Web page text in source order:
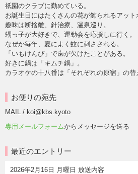
祇園のクラブに勤めている。
お誕生日にはたくさんの花が飾られるアット
趣味は断捨離、針治療、温泉巡り。
甥っ子が大好きで、運動会を応援しに行く。
なぜか毎年、夏によく蚊に刺さされる。
「いもけんぴ」で歯が欠けたことがある。
好きに鍋は「キムチ鍋」。
カラオケの十八番は「それぞれの原宿」の替
お便りの宛先
MAIL / koi@kbs.kyoto
専用メールフォームからメッセージを送る
最近のエントリー
2026年2月16日 月曜日 放送内容